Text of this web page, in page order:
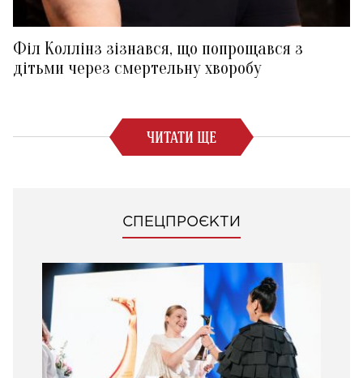
Філ Коллінз зізнався, що попрощався з
дітьми через смертельну хворобу
ЧИТАТИ ЩЕ
СПЕЦПРОЄКТИ